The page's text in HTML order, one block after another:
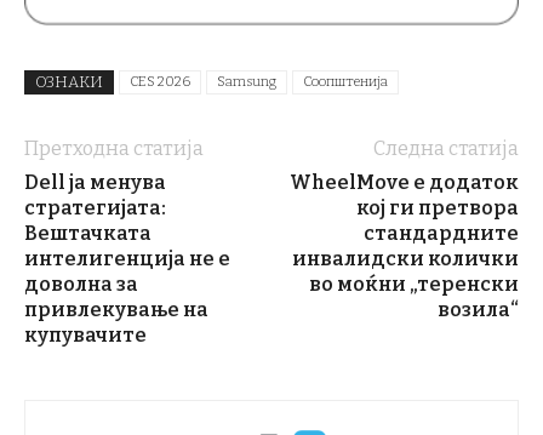
ОЗНАКИ CES 2026 Samsung Соопштенија
Претходна статија
Dell ја менува
стратегијата:
Вештачката
интелигенција не е
доволна за
привлекување на
купувачите
Следна статија
WheelMove е додаток
кој ги претвора
стандардните
инвалидски колички
во моќни „теренски
возила“